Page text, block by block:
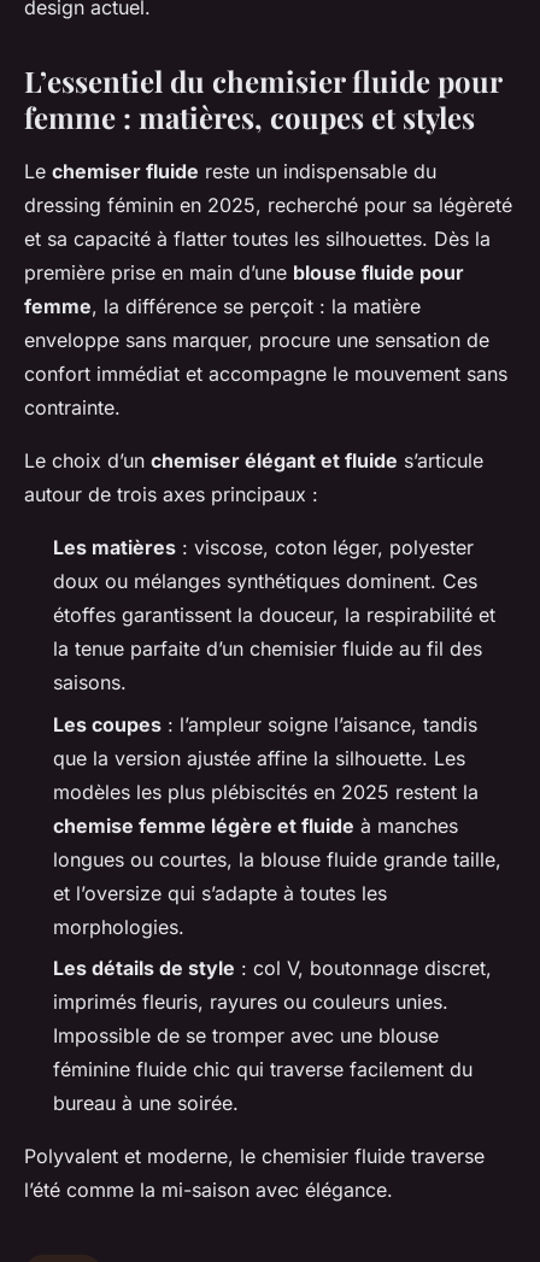
design actuel.
L’essentiel du chemisier fluide pour
femme : matières, coupes et styles
Le chemiser fluide reste un indispensable du
dressing féminin en 2025, recherché pour sa légèreté
et sa capacité à flatter toutes les silhouettes. Dès la
première prise en main d’une blouse fluide pour
femme, la différence se perçoit : la matière
enveloppe sans marquer, procure une sensation de
confort immédiat et accompagne le mouvement sans
contrainte.
Le choix d’un chemiser élégant et fluide s’articule
autour de trois axes principaux :
Les matières : viscose, coton léger, polyester
doux ou mélanges synthétiques dominent. Ces
étoffes garantissent la douceur, la respirabilité et
la tenue parfaite d’un chemisier fluide au fil des
saisons.
Les coupes : l’ampleur soigne l’aisance, tandis
que la version ajustée affine la silhouette. Les
modèles les plus plébiscités en 2025 restent la
chemise femme légère et fluide à manches
longues ou courtes, la blouse fluide grande taille,
et l’oversize qui s’adapte à toutes les
morphologies.
Les détails de style : col V, boutonnage discret,
imprimés fleuris, rayures ou couleurs unies.
Impossible de se tromper avec une blouse
féminine fluide chic qui traverse facilement du
bureau à une soirée.
Polyvalent et moderne, le chemisier fluide traverse
l’été comme la mi-saison avec élégance.